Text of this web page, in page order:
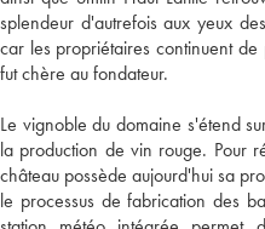
splendeur d'autrefois aux yeux
car les propriétaires continuent
fut chère au fondateur.
Le vignoble du domaine s'étend
la production de vin rouge. Pour
château possède aujourd'hui sa
le processus de fabrication des